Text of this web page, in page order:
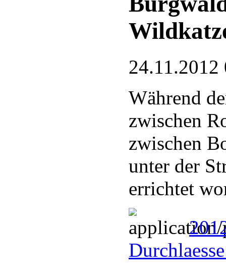
24.11.2012
Während
zwischen
zwischen
unter der
errichtet